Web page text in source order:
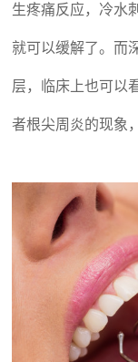
生疼痛反应，冷水
就可以缓解了。而
层，临床上也可以
者根尖周炎的现象